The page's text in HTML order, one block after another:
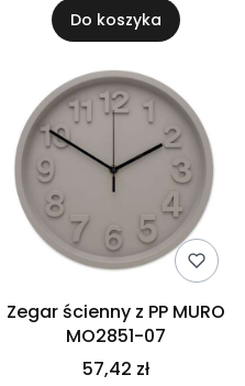
Do koszyka
Zegar ścienny z PP MURO
MO2851-07
57,42 zł